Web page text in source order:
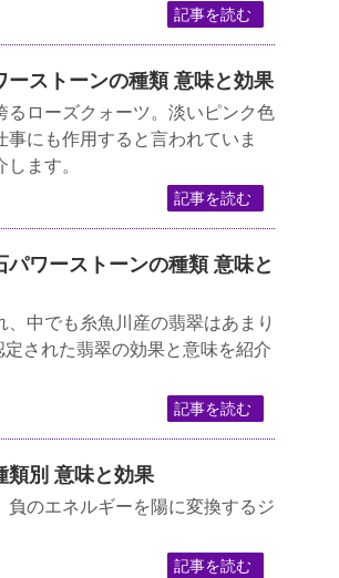
記事を読む
ストーンの種類 意味と効果
ローズクォーツ。淡いピンク色
にも作用すると言われていま
ます。
記事を読む
ワーストーンの種類 意味と
中でも糸魚川産の翡翠はあまり
された翡翠の効果と意味を紹介
記事を読む
類別 意味と効果
のエネルギーを陽に変換するジ
記事を読む